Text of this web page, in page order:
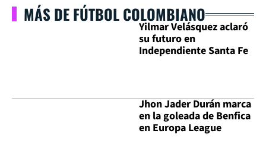
MÁS DE FÚTBOL COLOMBIANO
Yilmar Velásquez aclaró
su futuro en
Independiente Santa Fe
Jhon Jader Durán marca
en la goleada de Benfica
en Europa League